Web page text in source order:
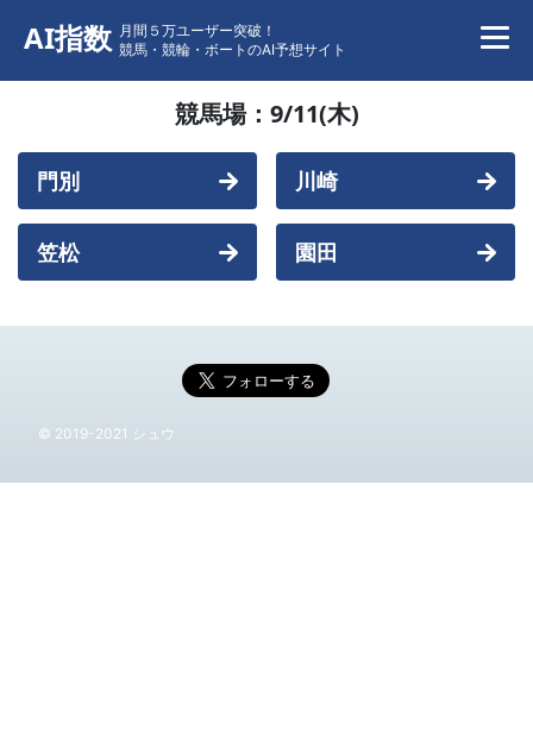
AI指数 月間５万ユーザー突破！
競馬・競輪・ボートのAI予想サイト
競馬場： 9/11(木)
門別 川崎
笠松 園田
© 2019-2021 シュウ